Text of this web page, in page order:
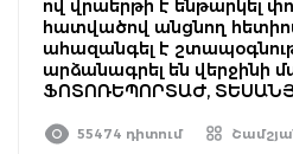
ով վրաերթի է ենթարկել
հատվածով անցնող
ահազանգել է
արձանագրել են վերջինի
ՖՈՏՈՌԵՊՈՐՏԱԺ,
55474 դիտում